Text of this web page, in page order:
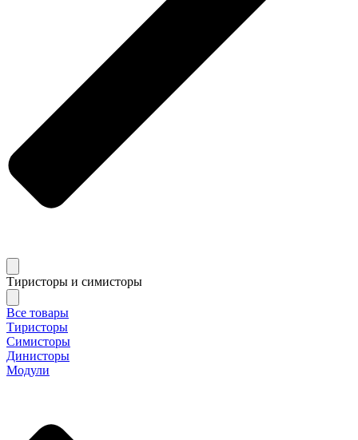
Тиристоры и симисторы
Все товары
Тиристоры
Симисторы
Динисторы
Модули